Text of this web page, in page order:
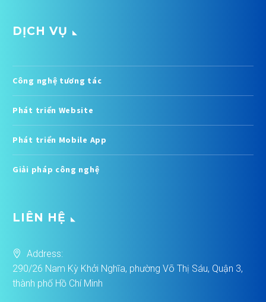
DỊCH VỤ
Công nghệ tương tác
Phát triển Website
Phát triển Mobile App
Giải pháp công nghệ
LIÊN HỆ
Address:
290/26 Nam Kỳ Khởi Nghĩa, phường Võ Thị Sáu, Quận 3,
thành phố Hồ Chí Minh